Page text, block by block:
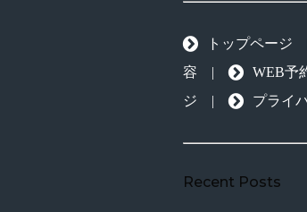
トップページ
容 | WEB予
ジ | プライ
Recent Posts